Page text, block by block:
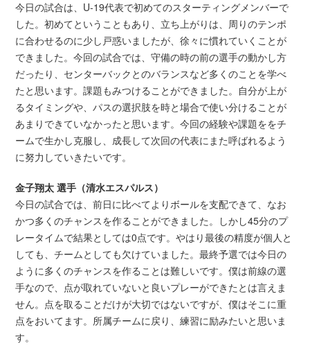
今日の試合は、U-19代表で初めてのスターティングメンバーで
した。初めてということもあり、立ち上がりは、周りのテンポ
に合わせるのに少し戸惑いましたが、徐々に慣れていくことが
できました。今回の試合では、守備の時の前の選手の動かし方
だったり、センターバックとのバランスなど多くのことを学べ
たと思います。課題もみつけることができました。自分が上が
るタイミングや、パスの選択肢を時と場合で使い分けることが
あまりできていなかったと思います。今回の経験や課題ををチ
ームで生かし克服し、成長して次回の代表にまた呼ばれるよう
に努力していきたいです。
金子翔太 選手 （清水エスパルス）
今日の試合では、前日に比べてよりボールを支配できて、なお
かつ多くのチャンスを作ることができました。しかし45分のプ
レータイムで結果としては0点です。やはり最後の精度が個人と
しても、チームとしても欠けていました。最終予選では今日の
ように多くのチャンスを作ることは難しいです。僕は前線の選
手なので、点が取れていないと良いプレーができたとは言えま
せん。点を取ることだけが大切ではないですが、僕はそこに重
点をおいてます。所属チームに戻り、練習に励みたいと思いま
す。